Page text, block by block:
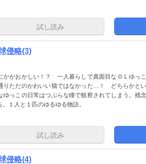
試し読み
侵略(3)
かがおかしい！？ 一人暮らしで真面目なＯＬゆっ
りただのかわいい猫ではなかった…！ どちらかと
ゆっこの日常はつぶらな瞳で観察されてしまう。残
１人と１匹のゆるゆる物語。
試し読み
侵略(4)